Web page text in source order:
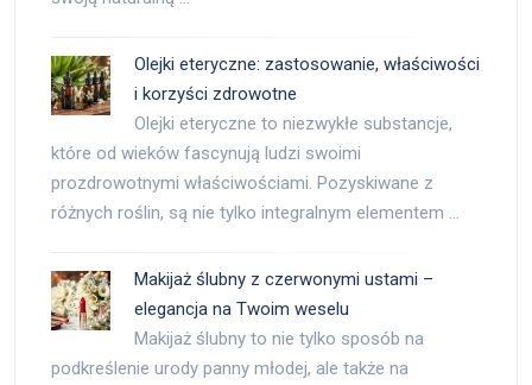
Olejki eteryczne: zastosowanie, właściwości
i korzyści zdrowotne
Olejki eteryczne to niezwykłe substancje,
które od wieków fascynują ludzi swoimi
prozdrowotnymi właściwościami. Pozyskiwane z
różnych roślin, są nie tylko integralnym elementem …
Makijaż ślubny z czerwonymi ustami –
elegancja na Twoim weselu
Makijaż ślubny to nie tylko sposób na
podkreślenie urody panny młodej, ale także na